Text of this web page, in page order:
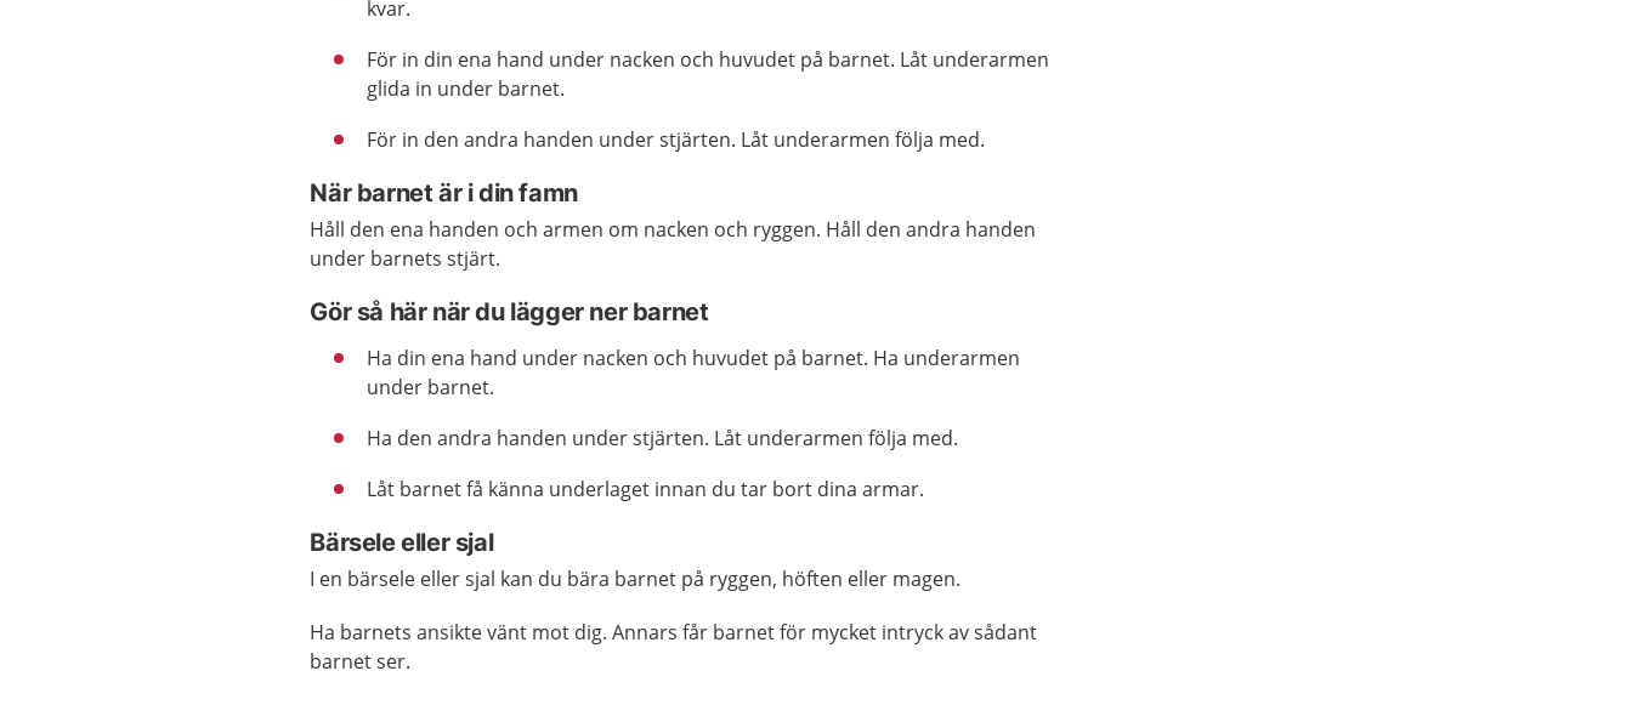
kvar.
För in din ena hand under nacken och huvudet på barnet. Låt underarmen
glida in under barnet.
För in den andra handen under stjärten. Låt underarmen följa med.
När barnet är i din famn
Håll den ena handen och armen om nacken och ryggen. Håll den andra handen
under barnets stjärt.
Gör så här när du lägger ner barnet
Ha din ena hand under nacken och huvudet på barnet. Ha underarmen
under barnet.
Ha den andra handen under stjärten. Låt underarmen följa med.
Låt barnet få känna underlaget innan du tar bort dina armar.
Bärsele eller sjal
I en bärsele eller sjal kan du bära barnet på ryggen, höften eller magen.
Ha barnets ansikte vänt mot dig. Annars får barnet för mycket intryck av sådant
barnet ser.